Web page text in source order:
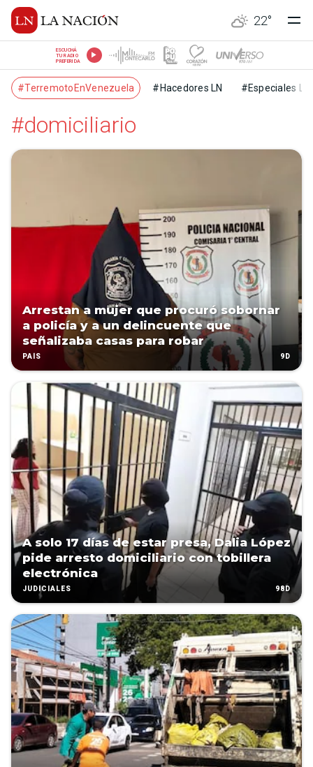
22°
ESCUCHÁ
TU RADIO
PREFERIDA
#TerremotoEnVenezuela #Hacedores LN #Especiales LN
#domiciliario
Arrestan a mujer que procuró sobornar
a policía y a un delincuente que
señalizaba casas para robar
PAÍS 9D
A solo 17 días de estar presa, Dalia López
pide arresto domiciliario con tobillera
electrónica
JUDICIALES 98D